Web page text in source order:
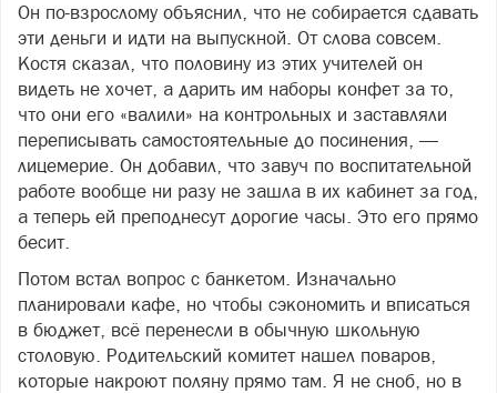
Он по-взрослому объяснил, что не собирается сдавать
эти деньги и идти на выпускной. От слова совсем.
Костя сказал, что половину из этих учителей он
видеть не хочет, а дарить им наборы конфет за то,
что они его «валили» на контрольных и заставляли
переписывать самостоятельные до посинения, —
лицемерие. Он добавил, что завуч по воспитательной
работе вообще ни разу не зашла в их кабинет за год,
а теперь ей преподнесут дорогие часы. Это его прямо
бесит.
Потом встал вопрос с банкетом. Изначально
планировали кафе, но чтобы сэкономить и вписаться
в бюджет, всё перенесли в обычную школьную
столовую. Родительский комитет нашел поваров,
которые накроют поляну прямо там. Я не сноб, но в